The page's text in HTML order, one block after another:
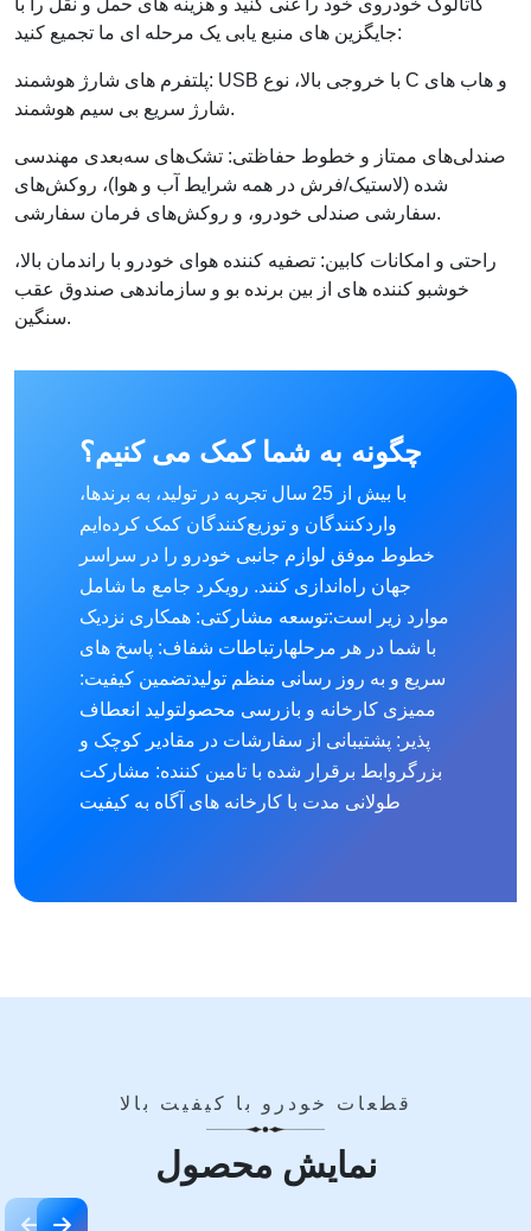
کاتالوگ خودروی خود را غنی کنید و هزینه های حمل و نقل را با
جایگزین های منبع یابی یک مرحله ای ما تجمیع کنید:
پلتفرم های شارژ هوشمند: USB با خروجی بالا، نوع C و هاب های
شارژ سریع بی سیم هوشمند.
صندلی‌های ممتاز و خطوط حفاظتی: تشک‌های سه‌بعدی مهندسی
شده (لاستیک/فرش در همه شرایط آب و هوا)، روکش‌های
سفارشی صندلی خودرو، و روکش‌های فرمان سفارشی.
راحتی و امکانات کابین: تصفیه کننده هوای خودرو با راندمان بالا،
خوشبو کننده های از بین برنده بو و سازماندهی صندوق عقب
سنگین.
چگونه به شما کمک می کنیم؟
با بیش از 25 سال تجربه در تولید، به برندها،
واردکنندگان و توزیع‌کنندگان کمک کرده‌ایم
خطوط موفق لوازم جانبی خودرو را در سراسر
جهان راه‌اندازی کنند. رویکرد جامع ما شامل
موارد زیر است:توسعه مشارکتی: همکاری نزدیک
با شما در هر مرحلهارتباطات شفاف: پاسخ های
سریع و به روز رسانی منظم تولیدتضمین کیفیت:
ممیزی کارخانه و بازرسی محصولتولید انعطاف
پذیر: پشتیبانی از سفارشات در مقادیر کوچک و
بزرگروابط برقرار شده با تامین کننده: مشارکت
طولانی مدت با کارخانه های آگاه به کیفیت
قطعات خودرو با کیفیت بالا
نمایش محصول